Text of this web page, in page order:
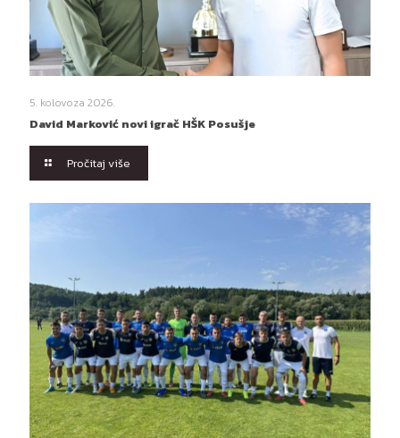
5. kolovoza 2026.
David Marković novi igrač HŠK Posušje
Pročitaj više